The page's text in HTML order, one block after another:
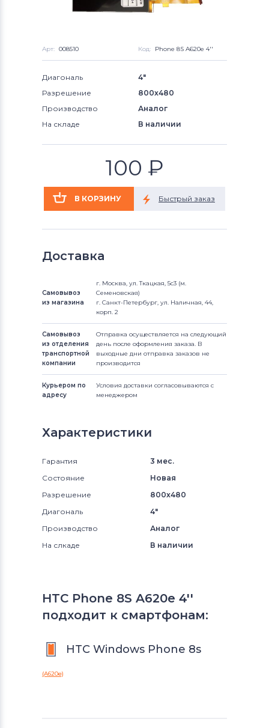
Арт: 008510 Код: Phone 8S A620e 4''
Диагональ
4"
Разрешение
800x480
Производство
Аналог
На складе
В наличии
100 ₽
Доставка
Самовывоз
из магазина
г. Москва, ул. Ткацкая, 5с3 (м.
Семеновская)
г. Санкт-Петербург, ул. Наличная, 44,
корп. 2
Самовывоз
из отделения
транспортной
компании
Отправка осуществляется на следующий
день после оформления заказа. В
выходные дни отправка заказов не
производится
Курьером по
адресу
Условия доставки согласовываются с
менеджером
Характеристики
Гарантия
3 мес.
Состояние
Новая
Разрешение
800x480
Диагональ
4"
Производство
Аналог
На слкаде
В наличии
HTC Phone 8S A620e 4''
подходит к смартфонам:
HTC Windows Phone 8s
(A620e)